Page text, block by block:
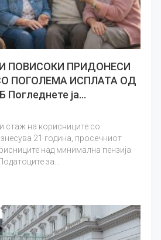
ПОВИСОКИ ПРИДОНЕСИ
ПОГОЛЕМА ИСПЛАТА ОД
ја…
стаж на корисниците со
21 година, просечниот
над минимална пензија
за…